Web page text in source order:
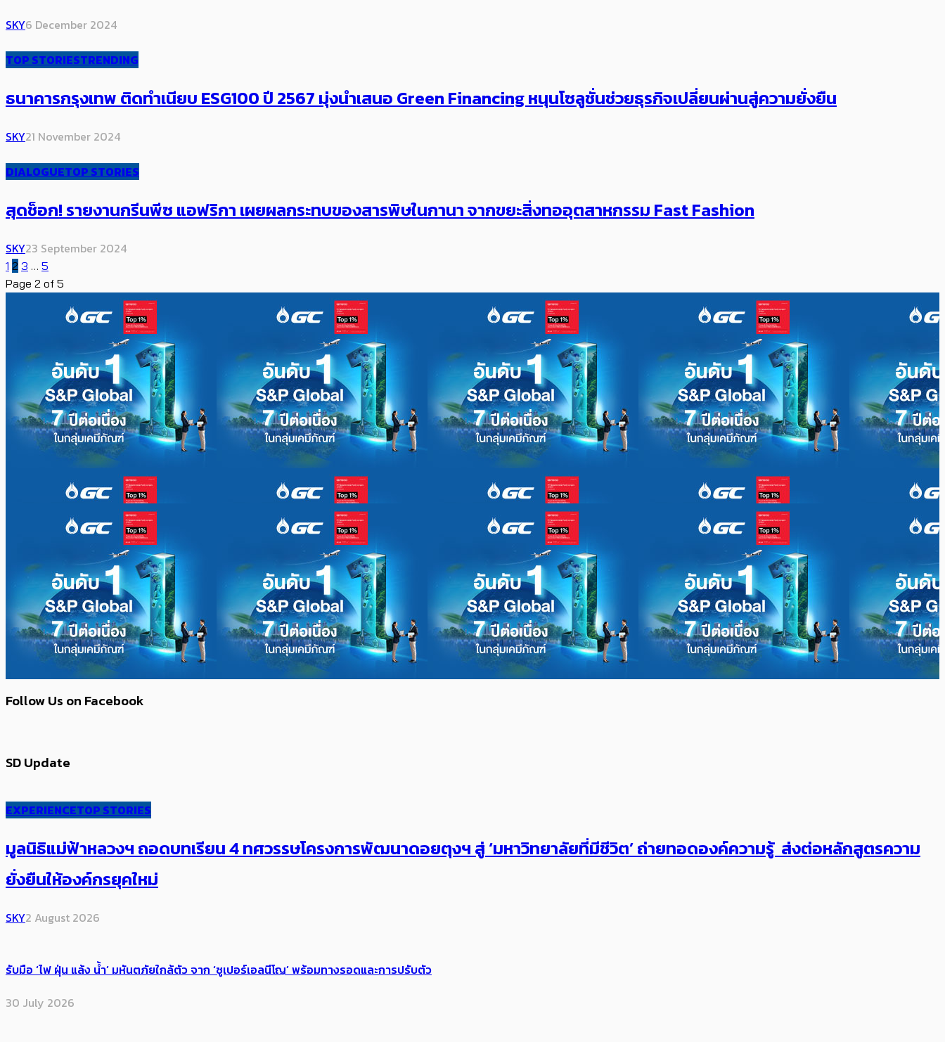
SKY6 December 2024
TOP STORIESTRENDING
ธนาคารกรุงเทพ ติดทำเนียบ ESG100 ปี 2567 มุ่งนำเสนอ Green Financing หนุนโซลูชั่นช่วยธุรกิจเปลี่ยนผ่านสู่ความยั่งยืน
SKY21 November 2024
DIALOGUETOP STORIES
สุดช็อก! รายงานกรีนพีซ แอฟริกา เผยผลกระทบของสารพิษในกานา จากขยะสิ่งทออุตสาหกรรม Fast Fashion
SKY23 September 2024
1 2 3 … 5
Page 2 of 5
Follow Us on Facebook
SD Update
EXPERIENCETOP STORIES
มูลนิธิแม่ฟ้าหลวงฯ ถอดบทเรียน 4 ทศวรรษโครงการพัฒนาดอยตุงฯ สู่ ‘มหาวิทยาลัยที่มีชีวิต’ ถ่ายทอดองค์ความรู้ ส่งต่อหลักสูตรความ
ยั่งยืนให้องค์กรยุคใหม่
SKY2 August 2026
รับมือ ‘ไฟ ฝุ่น แล้ง น้ำ’ มหันตภัยใกล้ตัว จาก ‘ซูเปอร์เอลนีโญ’ พร้อมทางรอดและการปรับตัว
30 July 2026